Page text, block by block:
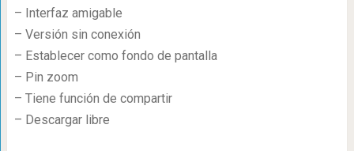
– Interfaz amigable
– Versión sin conexión
– Establecer como fondo de pantalla
– Pin zoom
– Tiene función de compartir
– Descargar libre